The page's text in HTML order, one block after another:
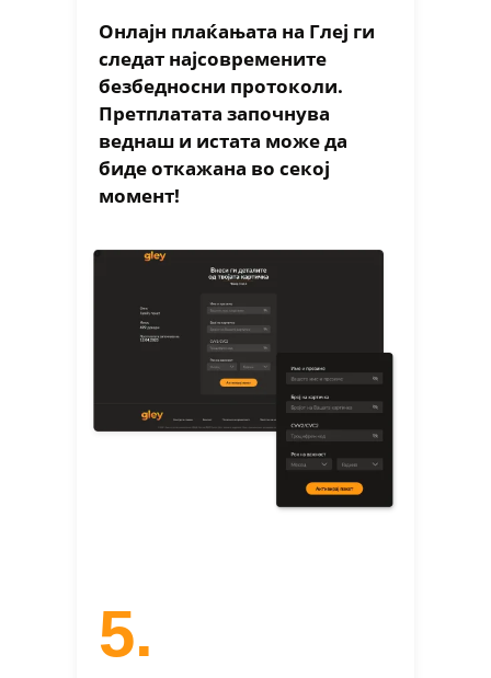
Онлајн плаќањата на Глеј ги
следат најсовремените
безбедносни протоколи.
Претплатата започнува
веднаш и истата може да
биде откажана во секој
момент!
5.